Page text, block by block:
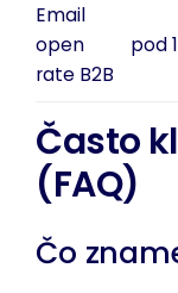
Email
open
rate B2B
pod
Často
(FAQ)
Čo